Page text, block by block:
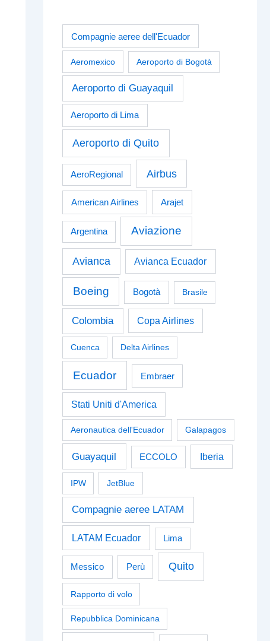
Compagnie aeree dell'Ecuador
Aeromexico Aeroporto di Bogotà
Aeroporto di Guayaquil
Aeroporto di Lima
Aeroporto di Quito
AeroRegional Airbus
American Airlines Arajet
Argentina Aviazione
Avianca Avianca Ecuador
Boeing Bogotà Brasile
Colombia Copa Airlines
Cuenca Delta Airlines
Ecuador Embraer
Stati Uniti d'America
Aeronautica dell'Ecuador Galapagos
Guayaquil ECCOLO Iberia
IPW JetBlue
Compagnie aeree LATAM
LATAM Ecuador Lima
Messico Perù Quito
Rapporto di volo
Repubblica Dominicana